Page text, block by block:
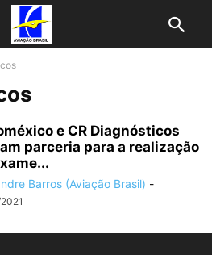
e CR Diagnósticos
parceria para a realização
Barros (Aviação Brasil) -